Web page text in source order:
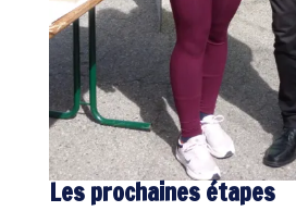
Les prochaines étapes